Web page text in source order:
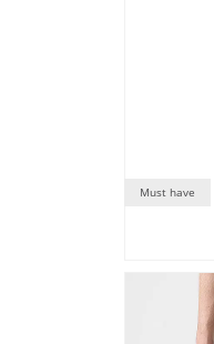
Must have